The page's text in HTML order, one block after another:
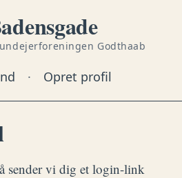
Godthaab
· Opret profil
sender vi dig et login-link